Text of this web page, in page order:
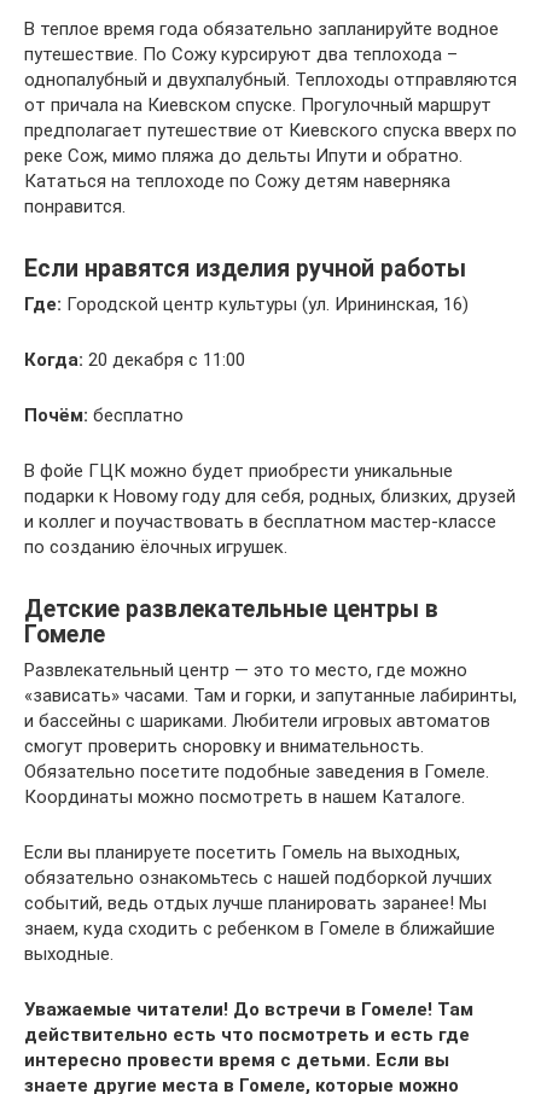
В теплое время года обязательно запланируйте водное
путешествие. По Сожу курсируют два теплохода –
однопалубный и двухпалубный. Теплоходы отправляются
от причала на Киевском спуске. Прогулочный маршрут
предполагает путешествие от Киевского спуска вверх по
реке Сож, мимо пляжа до дельты Ипути и обратно.
Кататься на теплоходе по Сожу детям наверняка
понравится.
Если нравятся изделия ручной работы
Где: Городской центр культуры (ул. Ирининская, 16)
Когда: 20 декабря с 11:00
Почём: бесплатно
В фойе ГЦК можно будет приобрести уникальные
подарки к Новому году для себя, родных, близких, друзей
и коллег и поучаствовать в бесплатном мастер-классе
по созданию ёлочных игрушек.
Детские развлекательные центры в
Гомеле
Развлекательный центр — это то место, где можно
«зависать» часами. Там и горки, и запутанные лабиринты,
и бассейны с шариками. Любители игровых автоматов
смогут проверить сноровку и внимательность.
Обязательно посетите подобные заведения в Гомеле.
Координаты можно посмотреть в нашем Каталоге.
Если вы планируете посетить Гомель на выходных,
обязательно ознакомьтесь с нашей подборкой лучших
событий, ведь отдых лучше планировать заранее! Мы
знаем, куда сходить с ребенком в Гомеле в ближайшие
выходные.
Уважаемые читатели! До встречи в Гомеле! Там
действительно есть что посмотреть и есть где
интересно провести время с детьми. Если вы
знаете другие места в Гомеле, которые можно